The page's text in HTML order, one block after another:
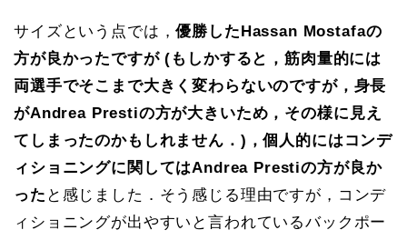
サイズという点では，優勝したHassan Mostafaの
方が良かったですが (もしかすると，筋肉量的には
両選手でそこまで大きく変わらないのですが，身長
がAndrea Prestiの方が大きいため，その様に見え
てしまったのかもしれません．)，個人的にはコンデ
ィショニングに関してはAndrea Prestiの方が良か
った と感じました．そう感じる理由ですが，コンデ
ィショニングが出やすいと言われているバックポー